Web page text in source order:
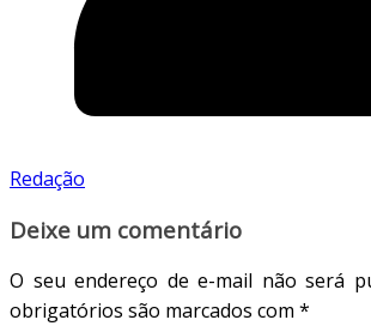
Redação
Deixe um comentário
O seu endereço de e-mail não será
obrigatórios são marcados com *